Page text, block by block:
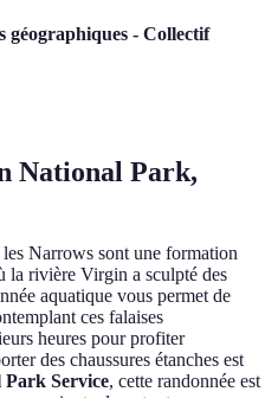
géographiques - Collectif
National Park,
Narrows sont une formation
la rivière Virgin a sculpté des
aquatique vous permet de
ces falaises
heures pour profiter
des chaussures étanches est
Park Service, cette randonnée est